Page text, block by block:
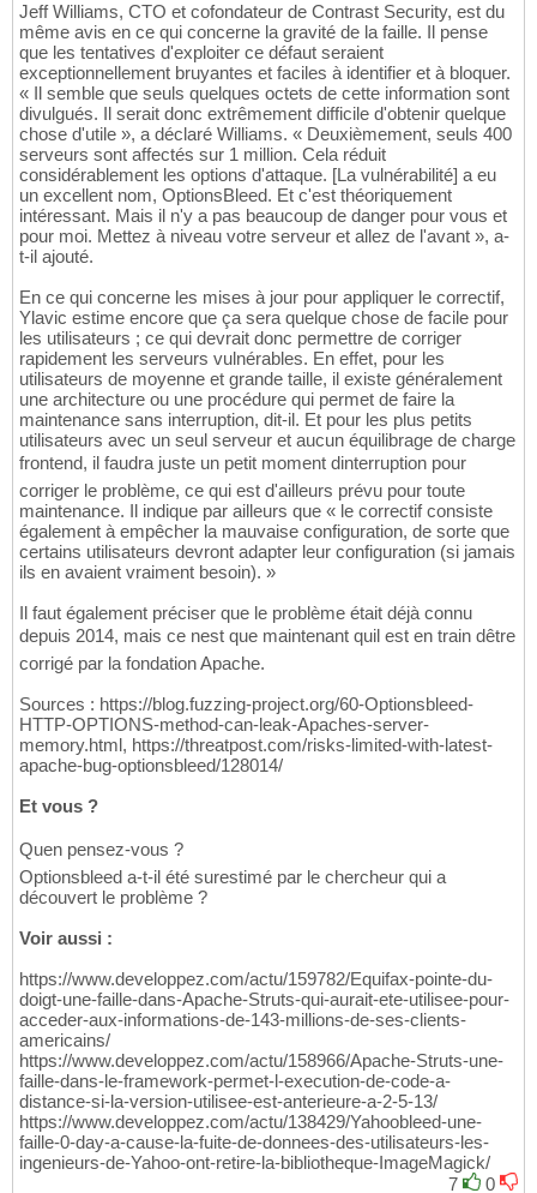
Jeff Williams, CTO et cofondateur de Contrast Security, est du
même avis en ce qui concerne la gravité de la faille. Il pense
que les tentatives d'exploiter ce défaut seraient
exceptionnellement bruyantes et faciles à identifier et à bloquer.
« Il semble que seuls quelques octets de cette information sont
divulgués. Il serait donc extrêmement difficile d'obtenir quelque
chose d'utile », a déclaré Williams. « Deuxièmement, seuls 400
serveurs sont affectés sur 1 million. Cela réduit
considérablement les options d'attaque. [La vulnérabilité] a eu
un excellent nom, OptionsBleed. Et c'est théoriquement
intéressant. Mais il n'y a pas beaucoup de danger pour vous et
pour moi. Mettez à niveau votre serveur et allez de l'avant », a-
t-il ajouté.
En ce qui concerne les mises à jour pour appliquer le correctif,
Ylavic estime encore que ça sera quelque chose de facile pour
les utilisateurs ; ce qui devrait donc permettre de corriger
rapidement les serveurs vulnérables. En effet, pour les
utilisateurs de moyenne et grande taille, il existe généralement
une architecture ou une procédure qui permet de faire la
maintenance sans interruption, dit-il. Et pour les plus petits
utilisateurs avec un seul serveur et aucun équilibrage de charge
frontend, il faudra juste un petit moment dinterruption pour
corriger le problème, ce qui est d'ailleurs prévu pour toute
maintenance. Il indique par ailleurs que « le correctif consiste
également à empêcher la mauvaise configuration, de sorte que
certains utilisateurs devront adapter leur configuration (si jamais
ils en avaient vraiment besoin). »
Il faut également préciser que le problème était déjà connu
depuis 2014, mais ce nest que maintenant quil est en train dêtre
corrigé par la fondation Apache.
Sources : https://blog.fuzzing-project.org/60-Optionsbleed-
HTTP-OPTIONS-method-can-leak-Apaches-server-
memory.html, https://threatpost.com/risks-limited-with-latest-
apache-bug-optionsbleed/128014/
Et vous ?
Quen pensez-vous ?
Optionsbleed a-t-il été surestimé par le chercheur qui a
découvert le problème ?
Voir aussi :
https://www.developpez.com/actu/159782/Equifax-pointe-du-
doigt-une-faille-dans-Apache-Struts-qui-aurait-ete-utilisee-pour-
acceder-aux-informations-de-143-millions-de-ses-clients-
americains/
https://www.developpez.com/actu/158966/Apache-Struts-une-
faille-dans-le-framework-permet-l-execution-de-code-a-
distance-si-la-version-utilisee-est-anterieure-a-2-5-13/
https://www.developpez.com/actu/138429/Yahoobleed-une-
faille-0-day-a-cause-la-fuite-de-donnees-des-utilisateurs-les-
ingenieurs-de-Yahoo-ont-retire-la-bibliotheque-ImageMagick/
7
0